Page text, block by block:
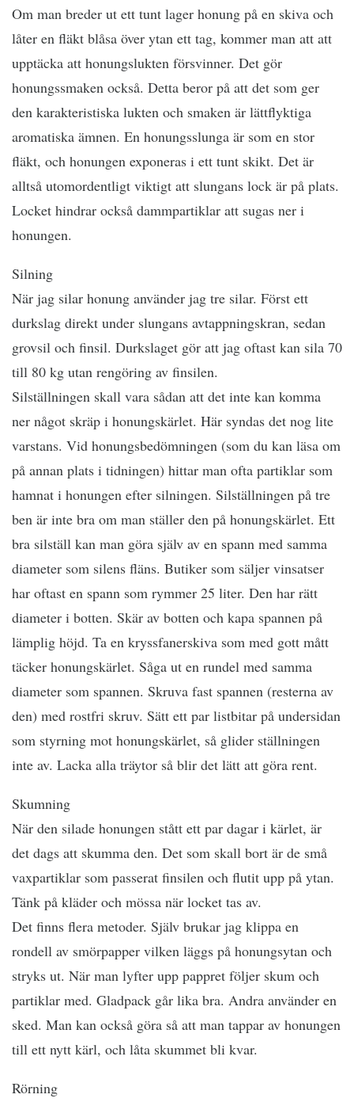
Om man breder ut ett tunt lager honung på en skiva och
låter en fläkt blåsa över ytan ett tag, kommer man att att
upptäcka att honungslukten försvinner. Det gör
honungssmaken också. Detta beror på att det som ger
den karakteristiska lukten och smaken är lättflyktiga
aromatiska ämnen. En honungsslunga är som en stor
fläkt, och honungen exponeras i ett tunt skikt. Det är
alltså utomordentligt viktigt att slungans lock är på plats.
Locket hindrar också dammpartiklar att sugas ner i
honungen.
Silning
När jag silar honung använder jag tre silar. Först ett
durkslag direkt under slungans avtappningskran, sedan
grovsil och finsil. Durkslaget gör att jag oftast kan sila 70
till 80 kg utan rengöring av finsilen.
Silställningen skall vara sådan att det inte kan komma
ner något skräp i honungskärlet. Här syndas det nog lite
varstans. Vid honungsbedömningen (som du kan läsa om
på annan plats i tidningen) hittar man ofta partiklar som
hamnat i honungen efter silningen. Silställningen på tre
ben är inte bra om man ställer den på honungskärlet. Ett
bra silställ kan man göra själv av en spann med samma
diameter som silens fläns. Butiker som säljer vinsatser
har oftast en spann som rymmer 25 liter. Den har rätt
diameter i botten. Skär av botten och kapa spannen på
lämplig höjd. Ta en kryssfanerskiva som med gott mått
täcker honungskärlet. Såga ut en rundel med samma
diameter som spannen. Skruva fast spannen (resterna av
den) med rostfri skruv. Sätt ett par listbitar på undersidan
som styrning mot honungskärlet, så glider ställningen
inte av. Lacka alla träytor så blir det lätt att göra rent.
Skumning
När den silade honungen stått ett par dagar i kärlet, är
det dags att skumma den. Det som skall bort är de små
vaxpartiklar som passerat finsilen och flutit upp på ytan.
Tänk på kläder och mössa när locket tas av.
Det finns flera metoder. Själv brukar jag klippa en
rondell av smörpapper vilken läggs på honungsytan och
stryks ut. När man lyfter upp pappret följer skum och
partiklar med. Gladpack går lika bra. Andra använder en
sked. Man kan också göra så att man tappar av honungen
till ett nytt kärl, och låta skummet bli kvar.
Rörning